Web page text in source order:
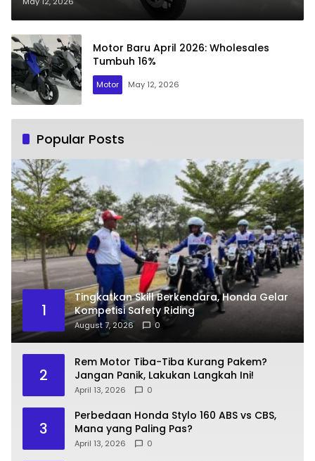
Motor Baru April 2026: Wholesales
Tumbuh 16%
Motor May 12, 2026
Popular Posts
1
Tingkatkan Skill Berkendara, Honda Gelar
Kompetisi Safety Riding
August 7, 2026 0
2
Rem Motor Tiba-Tiba Kurang Pakem?
Jangan Panik, Lakukan Langkah Ini!
April 13, 2026 0
3
Perbedaan Honda Stylo 160 ABS vs CBS,
Mana yang Paling Pas?
April 13, 2026 0